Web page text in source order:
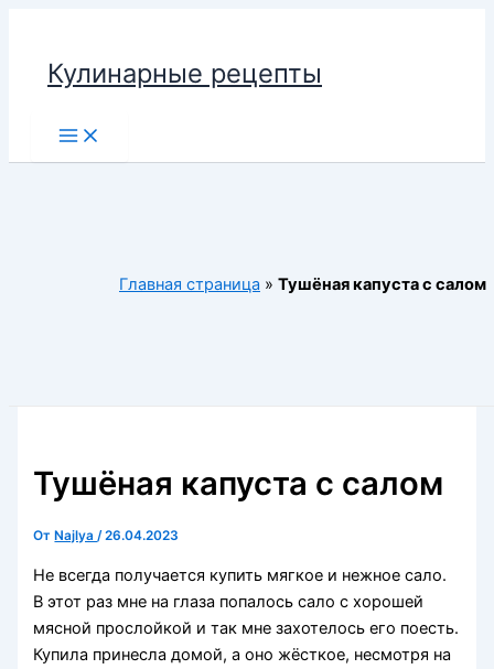
содержимому
Кулинарные рецепты
Main
Menu
Главная страница » Тушёная капуста с салом
Тушёная капуста с салом
От Najlya/26.04.2023
Не всегда получается купить мягкое и нежное сало.
В этот раз мне на глаза попалось сало с хорошей
мясной прослойкой и так мне захотелось его поесть.
Купила принесла домой, а оно жёсткое, несмотря на